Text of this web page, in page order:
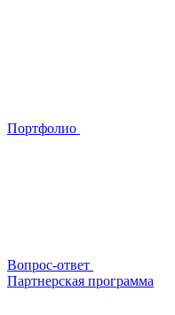
Портфолио
Вопрос-ответ
Партнерская программа